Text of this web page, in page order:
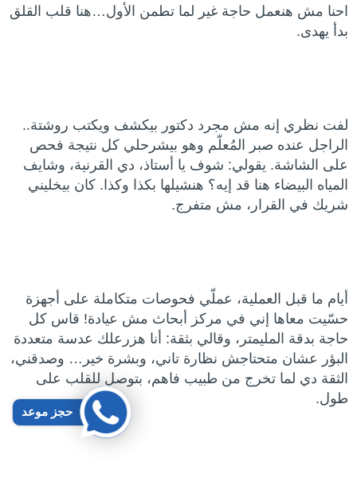
احنا مش هنعمل حاجة غير لما تطمن الأول…هنا قلب القلق
بدأ يهدى.
لفت نظري إنه مش مجرد دكتور بيكشف ويكتب روشتة..
الراجل عنده صبر المُعلّم وهو بيشرحلي كل نتيجة فحص
على الشاشة. يقولي: شوف يا أستاذ، دي القرنية، وشايف
المياه البيضاء هنا قد إيه؟ هنشيلها بكذا وكذا. كان بيخليني
شريك في القرار، مش متفرج.
أيام ما قبل العملية، عملّي فحوصات متكاملة على أجهزة
حسّيت معاها إني في مركز أبحاث مش عيادة! قاس كل
حاجة بدقة المليمتر، وقالي بثقة: أنا هزرعلك عدسة متعددة
البؤر عشان متحتاجش نظارة تاني، وبشرة خير… وصدقني،
الثقة دي لما تخرج من طبيب فاهم، بتوصل للقلب على
طول.
حجز موعد